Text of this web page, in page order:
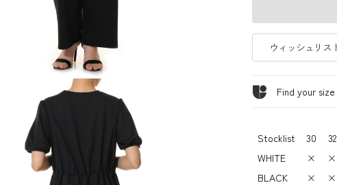
ウィッシュリス
Find your size
Stocklist 30 32
WHITE
× ×
BLACK
× ×